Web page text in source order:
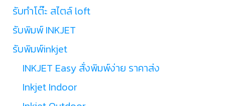
รับทำโต๊ะ สไตล์ loft
รับพิมพ์ INKJET
รับพิมพ์inkjet
INKJET Easy สั่งพิมพ์ง่าย ราคาส่ง
Inkjet Indoor